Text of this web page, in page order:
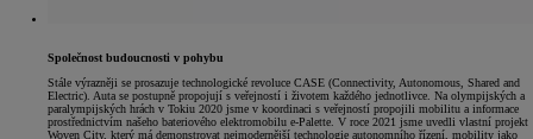
Společnost budoucnosti v pohybu
Stále výrazněji se prosazuje technologické revoluce CASE (Connectivity, Autonomous, Shared and
Electric). Auta se postupně propojují s veřejností i životem každého jednotlivce. Na olympijských a
paralympijských hrách v Tokiu 2020 jsme v koordinaci s veřejností propojili mobilitu a informace
prostřednictvím našeho bateriového elektromobilu e-Palette. V roce 2021 jsme uvedli vlastní projekt
Woven City, který má demonstrovat nejmodernější technologie autonomního řízení, mobility jako